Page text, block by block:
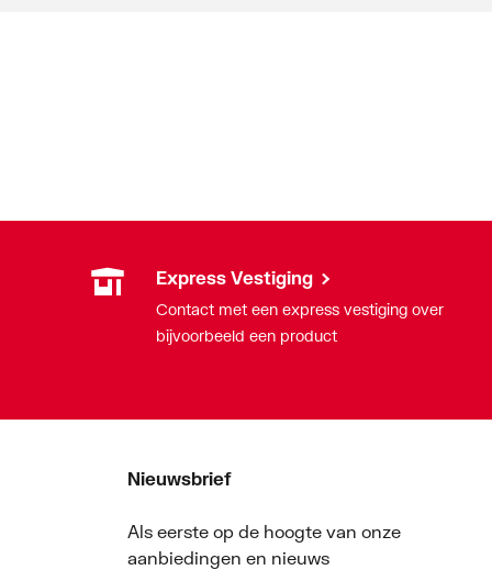
Express Vestiging
Contact met een express vestiging over
bijvoorbeeld een product
Nieuwsbrief
Als eerste op de hoogte van onze
aanbiedingen en nieuws